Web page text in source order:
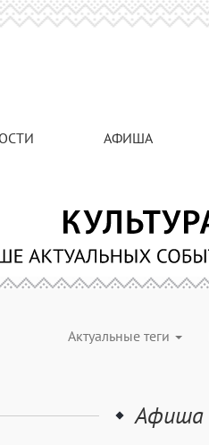
АФИША
Актуальные теги
Афиша